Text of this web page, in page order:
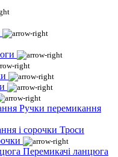
Ручки перемикання
Троси
Перемикачі ланцюга